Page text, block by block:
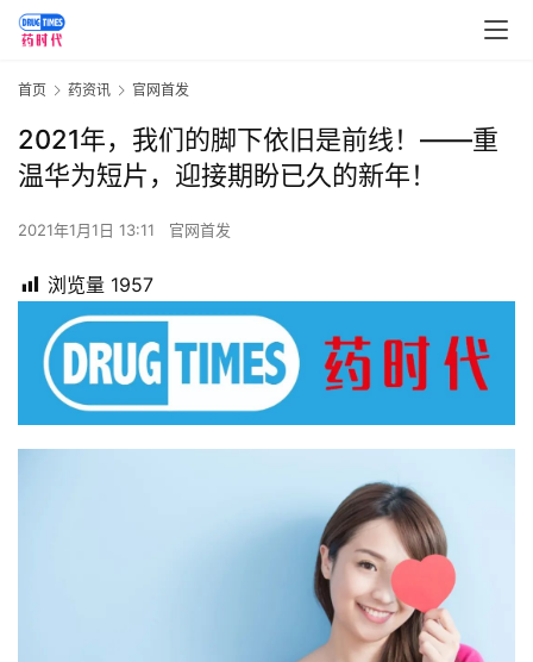
首页 药资讯 官网首发
2021年，我们的​脚下依旧是前线！——重
温华为短片，迎接期盼已久的新年！
2021年1月1日 13:11 官网首发
浏览量 1957